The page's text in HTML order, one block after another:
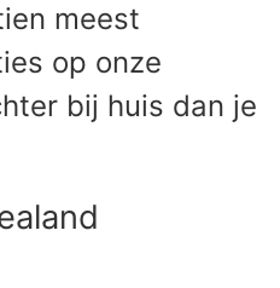
meest
op onze
bij huis dan je